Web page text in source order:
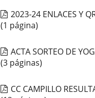
2023-24 ENLACES Y
(1 página)
ACTA SORTEO DE
(3 páginas)
CC CAMPILLO